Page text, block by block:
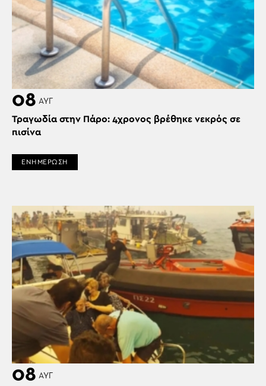
08 ΑΥΓ
Τραγωδία στην Πάρο: 4χρονος βρέθηκε νεκρός σε
πισίνα
ΕΝΗΜΕΡΩΣΗ
08 ΑΥΓ